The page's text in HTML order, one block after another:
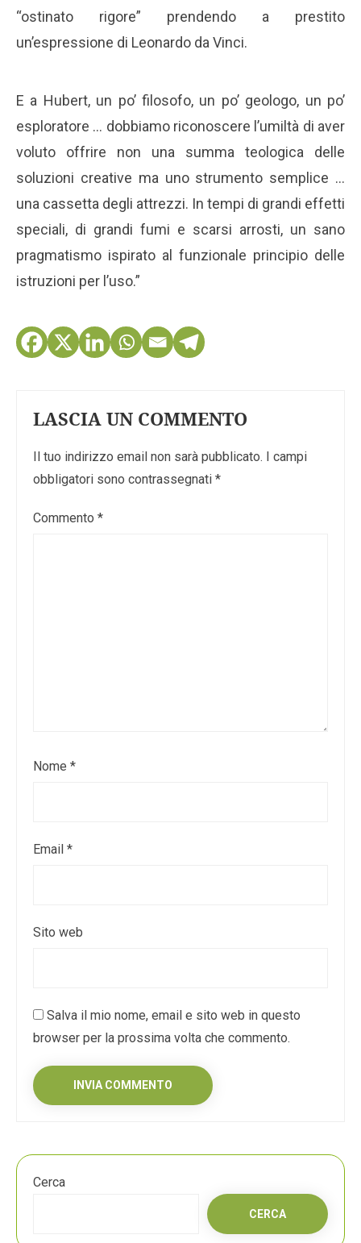
“ostinato rigore” prendendo a prestito
un’espressione di Leonardo da Vinci.
E a Hubert, un po’ filosofo, un po’ geologo, un po’
esploratore … dobbiamo riconoscere l’umiltà di aver
voluto offrire non una summa teologica delle
soluzioni creative ma uno strumento semplice …
una cassetta degli attrezzi. In tempi di grandi effetti
speciali, di grandi fumi e scarsi arrosti, un sano
pragmatismo ispirato al funzionale principio delle
istruzioni per l’uso.”
LASCIA UN COMMENTO
Il tuo indirizzo email non sarà pubblicato. I campi
obbligatori sono contrassegnati *
Commento *
Nome *
Email *
Sito web
Salva il mio nome, email e sito web in questo
browser per la prossima volta che commento.
Cerca
CERCA